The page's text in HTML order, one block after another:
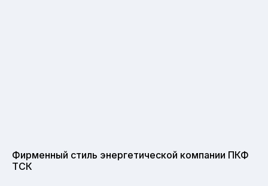
Фирменный стиль энергетической компании ПКФ
ТСК